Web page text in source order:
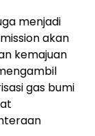
menjadi
akan
kemajuan
gas bumi